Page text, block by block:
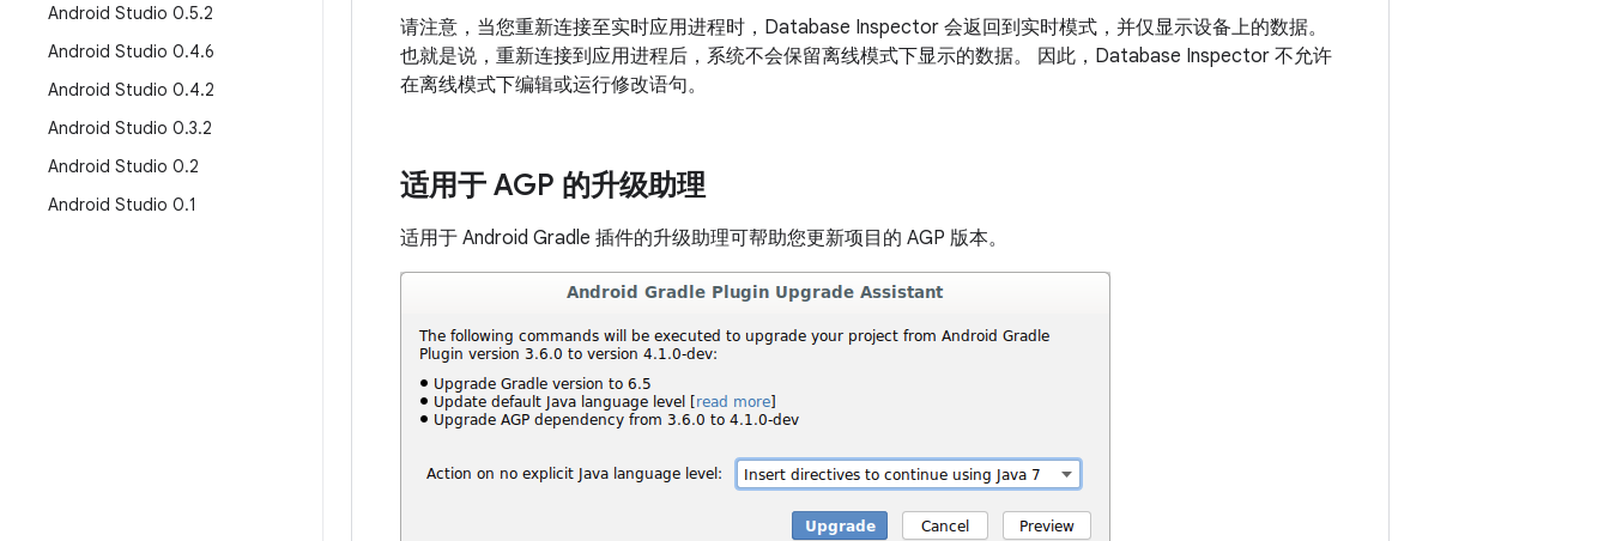
Android Studio 0.5.2
Android Studio 0.4.6
Android Studio 0.4.2
Android Studio 0.3.2
Android Studio 0.2
Android Studio 0.1
请注意，当您重新连接至实时应用进程时，Database Inspector 会返回到实时模式，并仅显示设备上的数据。
也就是说，重新连接到应用进程后，系统不会保留离线模式下显示的数据。 因此，Database Inspector 不允许
在离线模式下编辑或运行修改语句。
适用于 AGP 的升级助理
适用于 Android Gradle 插件的升级助理可帮助您更新项目的 AGP 版本。